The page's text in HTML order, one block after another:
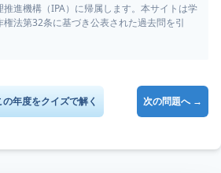
進機構（IPA）に帰属します。本サイトは学
法第32条に基づき公表された過去問を引
の年度をクイズで解く 次の問題へ →